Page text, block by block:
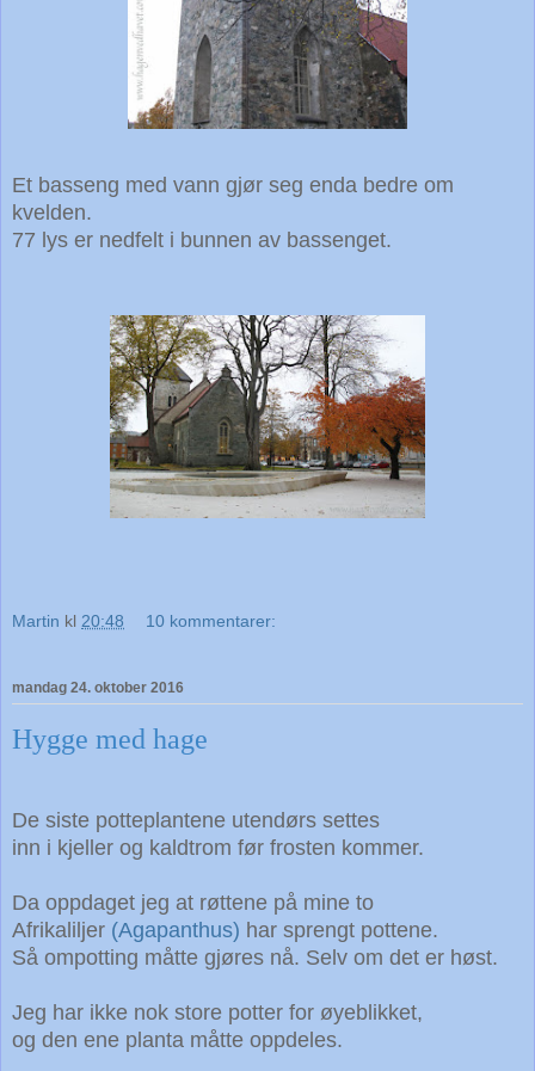
Et basseng med vann gjør seg enda bedre om
kvelden.
77 lys er nedfelt i bunnen av bassenget.
Martin kl 20:48 10 kommentarer:
mandag 24. oktober 2016
Hygge med hage
De siste potteplantene utendørs settes
inn i kjeller og kaldtrom før frosten kommer.
Da oppdaget jeg at røttene på mine to
Afrikaliljer (Agapanthus) har sprengt pottene.
Så ompotting måtte gjøres nå. Selv om det er høst.
Jeg har ikke nok store potter for øyeblikket,
og den ene planta måtte oppdeles.